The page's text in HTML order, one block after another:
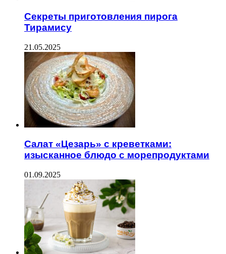
Секреты приготовления пирога
Тирамису
21.05.2025
Салат «Цезарь» с креветками:
изысканное блюдо с морепродуктами
01.09.2025